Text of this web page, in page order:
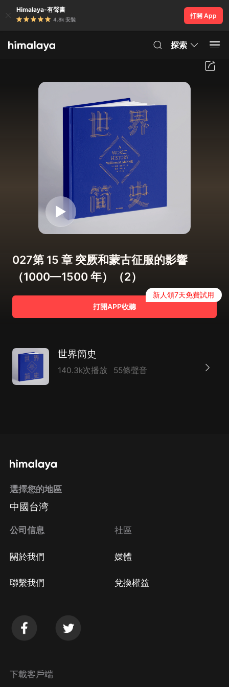
Himalaya-有聲書
4.8k 安裝
打開 App
探索
027第 15 章 突厥和蒙古征服的影響
（1000—1500 年）（2）
打開APP收聽
新人領7天免費試用
世界簡史
140.3k次播放 55條聲音
選擇您的地區
中國台湾
公司信息
關於我們
聯繫我們
社區
媒體
兌換權益
下載客戶端